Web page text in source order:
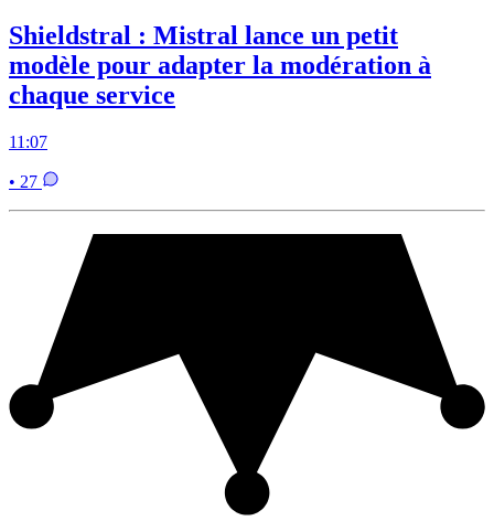
Shieldstral : Mistral lance un petit
modèle pour adapter la modération à
chaque service
11:07
• 27